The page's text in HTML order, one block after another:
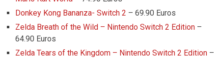
Donkey Kong Bananza- Switch 2 – 69.90 Euros
Zelda Breath of the Wild – Nintendo Switch 2 Edition –
64.90 Euros
Zelda Tears of the Kingdom – Nintendo Switch 2 Edition –